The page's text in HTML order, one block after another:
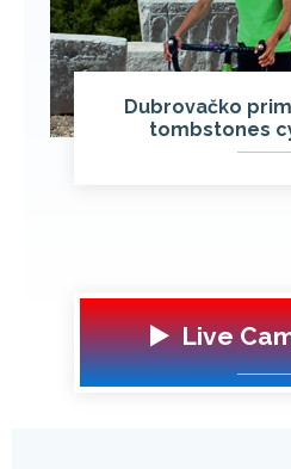
Dubrovačko
tombstones
▶️ Live